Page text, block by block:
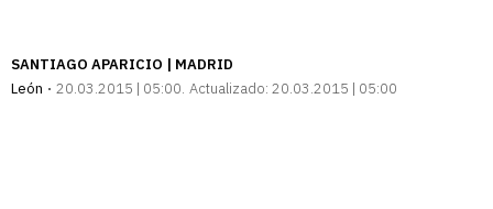
SANTIAGO APARICIO | MADRID
León
20.03.2015 | 05:00 Actualizado: 20.03.2015 | 05:00